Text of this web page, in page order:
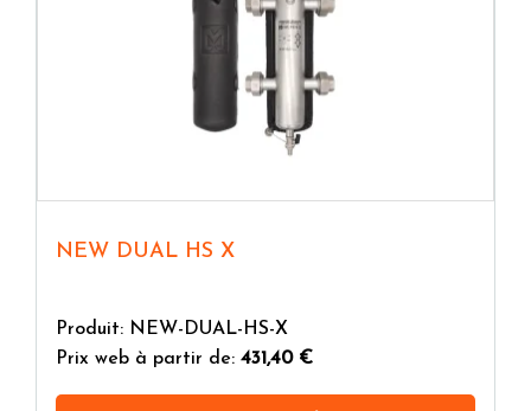
NEW DUAL HS X
Produit: NEW-DUAL-HS-X
Prix web à partir de: 431,40 €